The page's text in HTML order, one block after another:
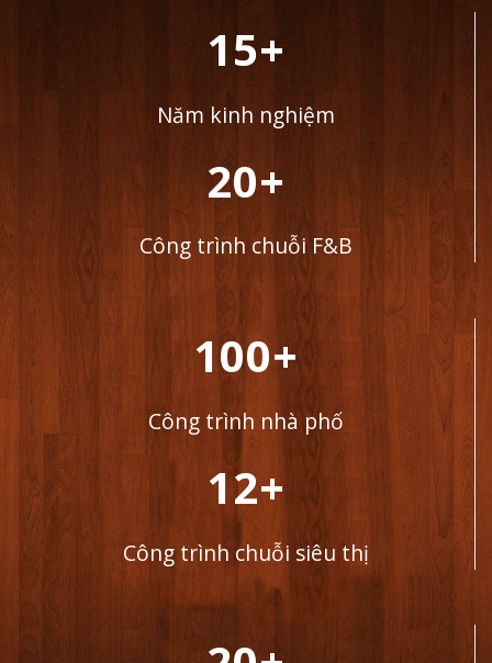
15+
Năm kinh nghiệm
20+
Công trình chuỗi F&B
100+
Công trình nhà phố
12+
Công trình chuỗi siêu thị